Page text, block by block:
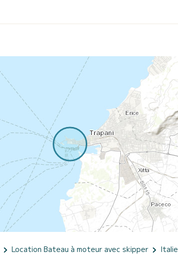
Location Bateau à moteur avec skipper Italie